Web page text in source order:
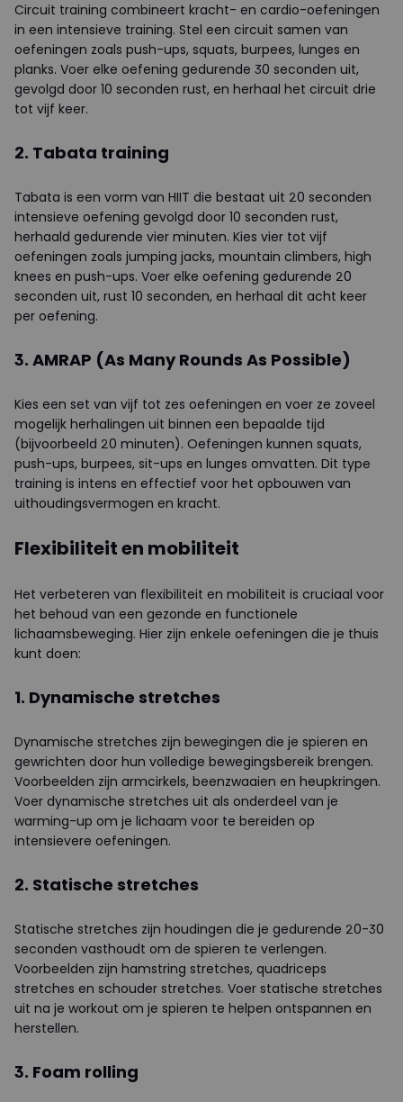
Circuit training combineert kracht- en cardio-oefeningen
in een intensieve training. Stel een circuit samen van
oefeningen zoals push-ups, squats, burpees, lunges en
planks. Voer elke oefening gedurende 30 seconden uit,
gevolgd door 10 seconden rust, en herhaal het circuit drie
tot vijf keer.
2. Tabata training
Tabata is een vorm van HIIT die bestaat uit 20 seconden
intensieve oefening gevolgd door 10 seconden rust,
herhaald gedurende vier minuten. Kies vier tot vijf
oefeningen zoals jumping jacks, mountain climbers, high
knees en push-ups. Voer elke oefening gedurende 20
seconden uit, rust 10 seconden, en herhaal dit acht keer
per oefening.
3. AMRAP (As Many Rounds As Possible)
Kies een set van vijf tot zes oefeningen en voer ze zoveel
mogelijk herhalingen uit binnen een bepaalde tijd
(bijvoorbeeld 20 minuten). Oefeningen kunnen squats,
push-ups, burpees, sit-ups en lunges omvatten. Dit type
training is intens en effectief voor het opbouwen van
uithoudingsvermogen en kracht.
Flexibiliteit en mobiliteit
Het verbeteren van flexibiliteit en mobiliteit is cruciaal voor
het behoud van een gezonde en functionele
lichaamsbeweging. Hier zijn enkele oefeningen die je thuis
kunt doen:
1. Dynamische stretches
Dynamische stretches zijn bewegingen die je spieren en
gewrichten door hun volledige bewegingsbereik brengen.
Voorbeelden zijn armcirkels, beenzwaaien en heupkringen.
Voer dynamische stretches uit als onderdeel van je
warming-up om je lichaam voor te bereiden op
intensievere oefeningen.
2. Statische stretches
Statische stretches zijn houdingen die je gedurende 20-30
seconden vasthoudt om de spieren te verlengen.
Voorbeelden zijn hamstring stretches, quadriceps
stretches en schouder stretches. Voer statische stretches
uit na je workout om je spieren te helpen ontspannen en
herstellen.
3. Foam rolling